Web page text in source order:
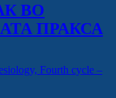
ВО
ПРАКСА